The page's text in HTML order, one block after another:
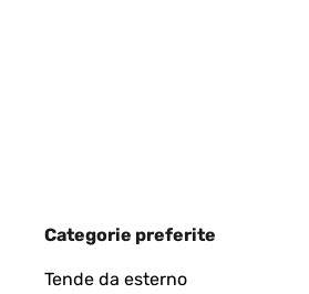
besser zu zweit.Ich
batteriebetriebenen
Categorie preferite
Tende da esterno